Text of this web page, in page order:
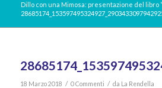
Dillo con una Mimosa: presentazione del libro
18 Marzo 2018 / 0 Commenti / da La Rendella